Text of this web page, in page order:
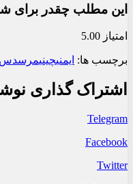
این مطلب چقدر برای
امتیاز 5.00
برچسب ها: ایمنیچینیمرسدس
اشتراک گذاری
Telegram
Facebook
Twitter